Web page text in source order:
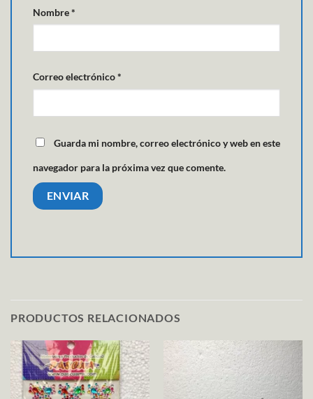
Nombre*
Correo electrónico*
Guarda mi nombre, correo electrónico y web en este
navegador para la próxima vez que comente.
PRODUCTOS RELACIONADOS